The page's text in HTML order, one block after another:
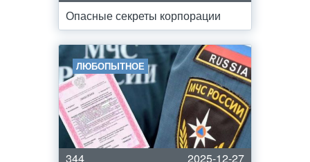
Опасные секреты корпорации
ЛЮБОПЫТНОЕ
344 2025-12-27